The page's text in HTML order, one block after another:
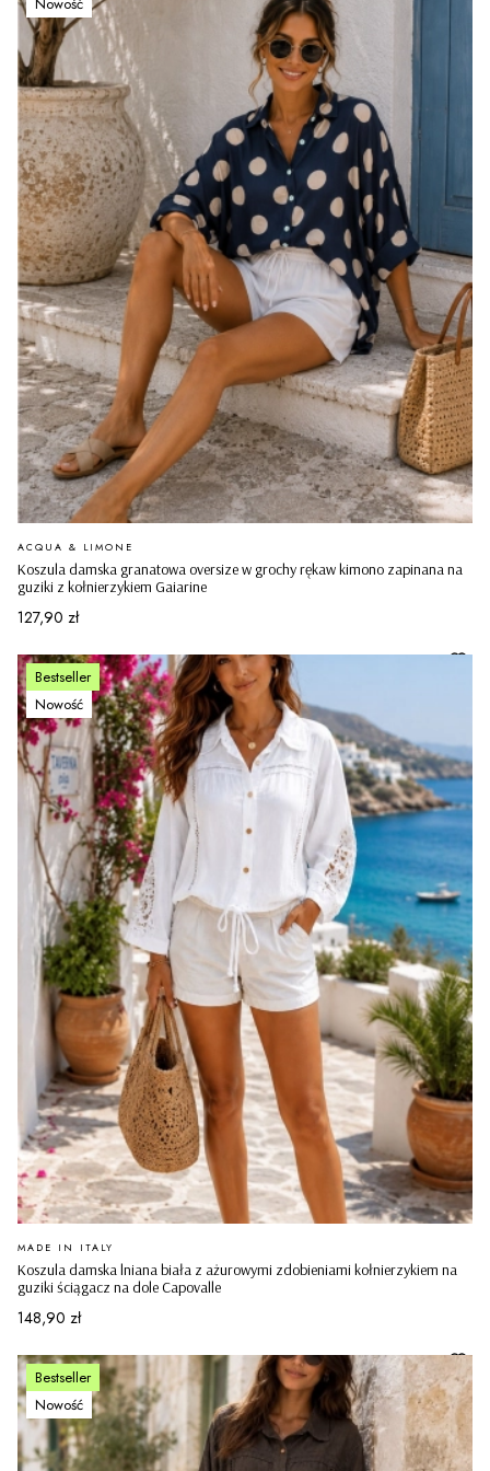
Koszula damska granatowa oversize w grochy rękaw kimono zapinana na
guziki z kołnierzykiem Gaiarine
PRODUCENT
ACQUA & LIMONE
Cena
127,90 zł
Bestseller
Nowość
Koszula damska lniana biała z ażurowymi zdobieniami kołnierzykiem na
guziki ściągacz na dole Capovalle
PRODUCENT
MADE IN ITALY
Cena
148,90 zł
Bestseller
Nowość